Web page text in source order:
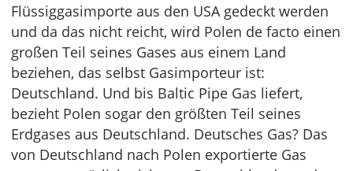
Flüssiggasimporte aus den USA gedeckt werden
und da das nicht reicht, wird Polen de facto einen
großen Teil seines Gases aus einem Land
beziehen, das selbst Gasimporteur ist:
Deutschland. Und bis Baltic Pipe Gas liefert,
bezieht Polen sogar den größten Teil seines
Erdgases aus Deutschland. Deutsches Gas? Das
von Deutschland nach Polen exportierte Gas